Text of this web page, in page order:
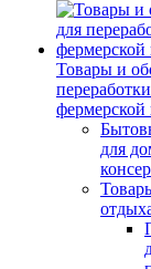
Товары и
для